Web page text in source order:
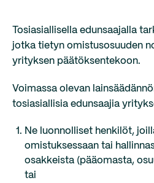
Tosiasiallisella edunsaajalla
jotka tietyn omistusosuuden
yrityksen päätöksentekoon.
Voimassa olevan
tosiasiallisia edunsaajia
Ne luonnolliset henkilöt,
omistuksessaan tai
osakkeista (pääomasta,
tai